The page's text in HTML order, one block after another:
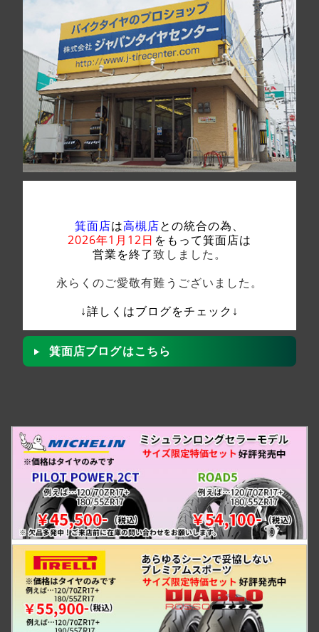
箕面店は高槻店との統合の為、
2026年1月12日 をもって箕面店は
営業を終了致しました。
永らくのご愛敬有難うございました。
↓詳しくはブログをチェック↓
箕面店ブログはこちら